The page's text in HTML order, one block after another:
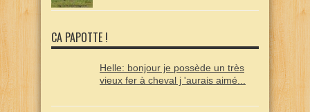
CA PAPOTTE !
Helle: bonjour je possède un très
vieux fer à cheval j 'aurais aimé...